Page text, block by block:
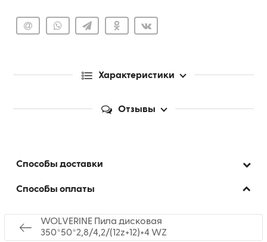
Характеристики
Отзывы
Способы доставки
Способы оплаты
WOLVERINE Пила дисковая
350*50*2,8/4,2/(12z+12)+4 WZ